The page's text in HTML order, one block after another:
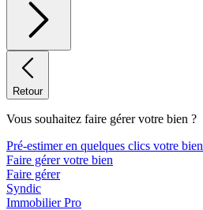
Retour
Vous souhaitez faire gérer votre bien ?
Pré-estimer en quelques clics votre bien
Faire gérer votre bien
Faire gérer
Syndic
Immobilier Pro